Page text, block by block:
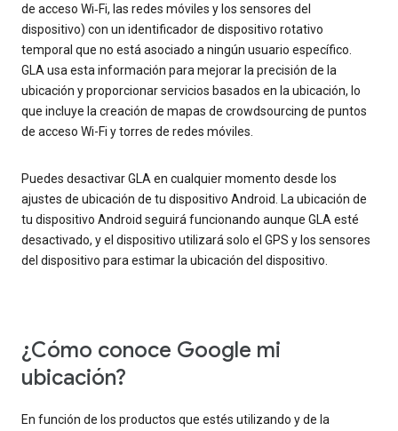
de acceso Wi‐Fi, las redes móviles y los sensores del
dispositivo) con un identificador de dispositivo rotativo
temporal que no está asociado a ningún usuario específico.
GLA usa esta información para mejorar la precisión de la
ubicación y proporcionar servicios basados en la ubicación, lo
que incluye la creación de mapas de crowdsourcing de puntos
de acceso Wi-Fi y torres de redes móviles.
Puedes desactivar GLA en cualquier momento desde los
ajustes de ubicación de tu dispositivo Android. La ubicación de
tu dispositivo Android seguirá funcionando aunque GLA esté
desactivado, y el dispositivo utilizará solo el GPS y los sensores
del dispositivo para estimar la ubicación del dispositivo.
¿Cómo conoce Google mi
ubicación?
En función de los productos que estés utilizando y de la